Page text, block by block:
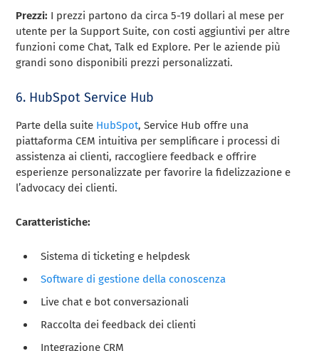
Prezzi: I prezzi partono da circa 5-19 dollari al mese per
utente per la Support Suite, con costi aggiuntivi per altre
funzioni come Chat, Talk ed Explore. Per le aziende più
grandi sono disponibili prezzi personalizzati.
6. HubSpot Service Hub
Parte della suite HubSpot, Service Hub offre una
piattaforma CEM intuitiva per semplificare i processi di
assistenza ai clienti, raccogliere feedback e offrire
esperienze personalizzate per favorire la fidelizzazione e
l’advocacy dei clienti.
Caratteristiche:
Sistema di ticketing e helpdesk
Software di gestione della conoscenza
Live chat e bot conversazionali
Raccolta dei feedback dei clienti
Integrazione CRM